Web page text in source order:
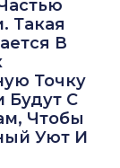
Такая
В
Точку
Будут С
Чтобы
Уют И